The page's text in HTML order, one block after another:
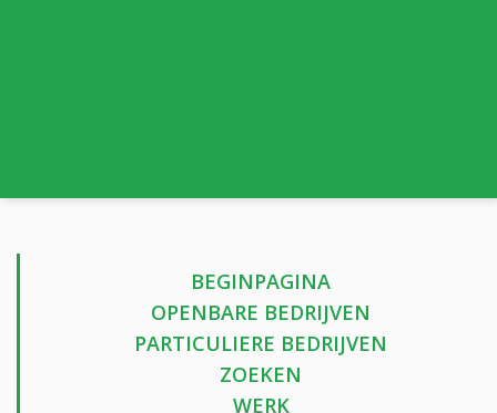
BEGINPAGINA
OPENBARE BEDRIJVEN
PARTICULIERE BEDRIJVEN
ZOEKEN
WERK